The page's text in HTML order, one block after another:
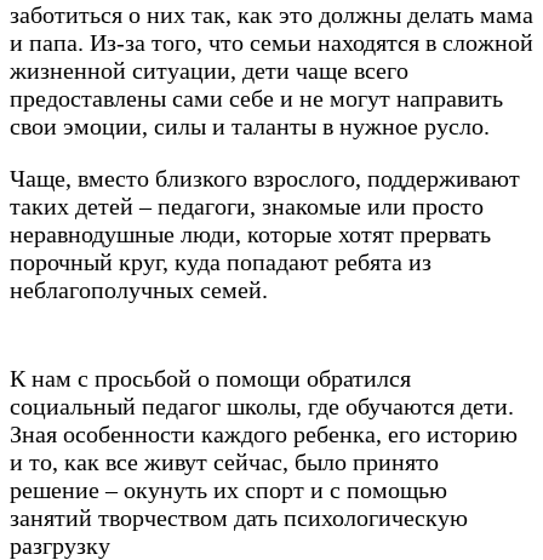
заботиться о них так, как это должны делать мама
и папа. Из-за того, что семьи находятся в сложной
жизненной ситуации, дети чаще всего
предоставлены сами себе и не могут направить
свои эмоции, силы и таланты в нужное русло.
Чаще, вместо близкого взрослого, поддерживают
таких детей – педагоги, знакомые или просто
неравнодушные люди, которые хотят прервать
порочный круг, куда попадают ребята из
неблагополучных семей.
К нам с просьбой о помощи обратился
социальный педагог школы, где обучаются дети.
Зная особенности каждого ребенка, его историю
и то, как все живут сейчас, было принято
решение – окунуть их спорт и с помощью
занятий творчеством дать психологическую
разгрузку